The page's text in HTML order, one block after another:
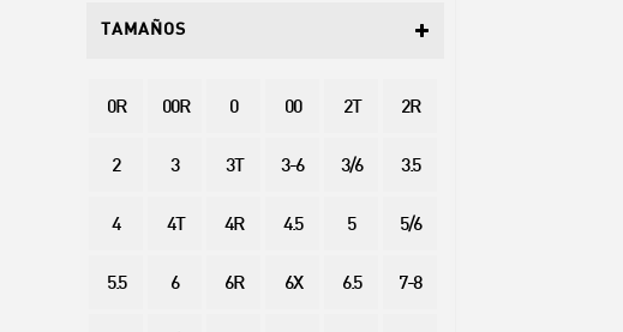
TAMAÑOS
0R 00R 0 00 2T 2R
2 3 3T 3-6 3/6 3.5
4 4T 4R 4.5 5 5/6
5.5 6 6R 6X 6.5 7-8